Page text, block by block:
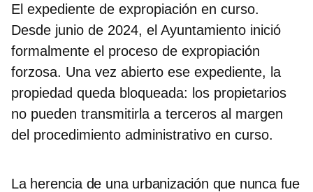
El expediente de expropiación en curso.
Desde junio de 2024, el Ayuntamiento inició
formalmente el proceso de expropiación
forzosa. Una vez abierto ese expediente, la
propiedad queda bloqueada: los propietarios
no pueden transmitirla a terceros al margen
del procedimiento administrativo en curso.
La herencia de una urbanización que nunca fue